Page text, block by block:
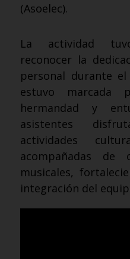
(Asoelec).
La actividad
reconocer la
personal durante
estuvo
hermandad y
asistentes
actividades
acompañadas de
musicales,
integración del